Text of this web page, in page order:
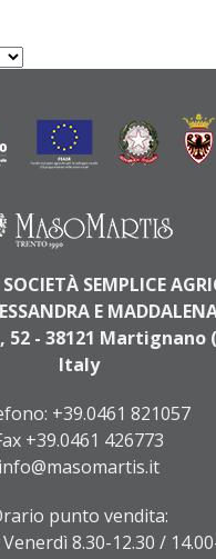
SEMPLICE
E
52 - 38121
Italy
+39.0461 821057
+39.0461 426773
info@masomartis.it
punto vendita:
8.30-12.30 /